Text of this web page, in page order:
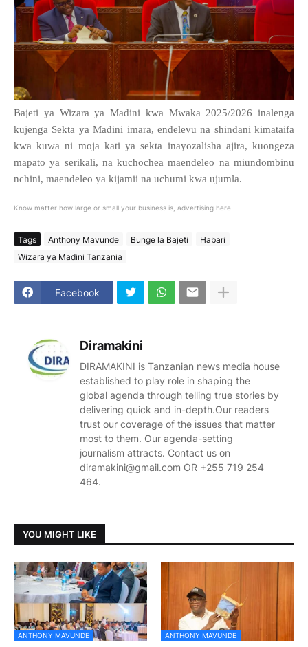
Bajeti ya Wizara ya Madini kwa Mwaka 2025/2026 inalenga
kujenga Sekta ya Madini imara, endelevu na shindani kimataifa
kwa kuwa ni moja kati ya sekta inayozalisha ajira, kuongeza
mapato ya serikali, na kuchochea maendeleo na miundombinu
nchini, maendeleo ya kijamii na uchumi kwa ujumla.
Know matter how large or small your business is, advertising here
Tags Anthony Mavunde Bunge la Bajeti
Habari
Wizara ya Madini Tanzania
Facebook
Diramakini
DIRAMAKINI is Tanzanian news media house
established to play role in shaping the
global agenda through telling true stories by
delivering quick and in-depth.Our readers
trust our coverage of the issues that matter
most to them. Our agenda-setting
journalism attracts. Contact us on
diramakini@gmail.com OR +255 719 254
464.
YOU MIGHT LIKE
ANTHONY MAVUNDE ANTHONY MAVUNDE